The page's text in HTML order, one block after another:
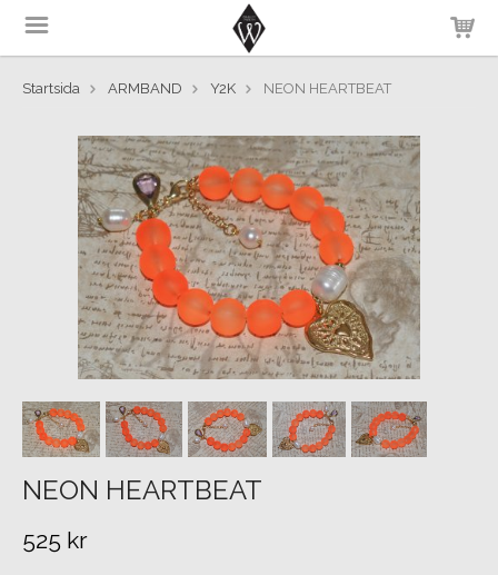
Startsida ARMBAND Y2K NEON HEARTBEAT
NEON HEARTBEAT
525 kr